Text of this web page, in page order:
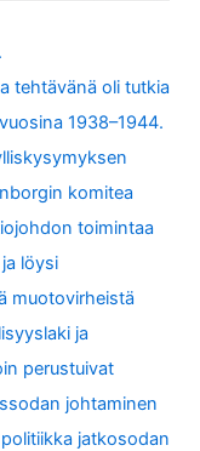
tehtävänä oli tutkia
1938–1944.
komitea
toimintaa
löysi
muotovirheistä
ja
perustuivat
johtaminen
jatkosodan